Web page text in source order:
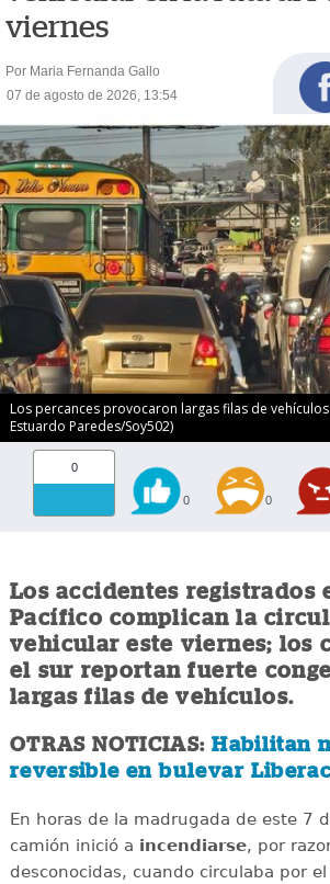
viernes
Por Maria Fernanda Gallo
07 de agosto de 2026, 13:54
Los percances provocaron largas filas de
Estuardo Paredes/Soy502)
0
0 0
Los accidentes registrados
Pacífico complican la
vehicular este viernes; los
el sur reportan fuerte
largas filas de vehículos.
OTRAS NOTICIAS:Habilitan
reversible en bulevar
En horas de la madrugada de este 7
camión inició a incendiarse, por
desconocidas, cuando circulaba por